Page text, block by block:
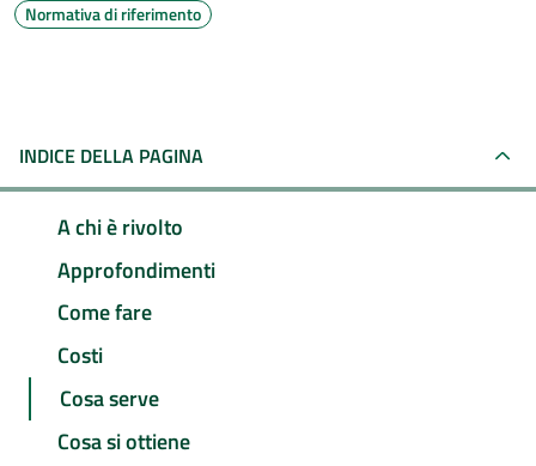
Normativa di riferimento
INDICE DELLA PAGINA
A chi è rivolto
Approfondimenti
Come fare
Costi
Cosa serve
Cosa si ottiene